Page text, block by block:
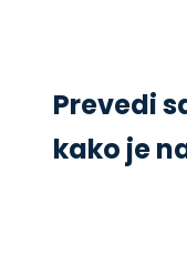
Prevedi
kako je